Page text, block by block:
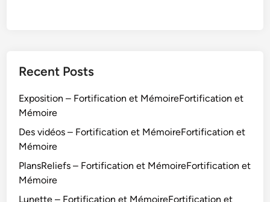
Recent Posts
Exposition – Fortification et MémoireFortification et
Mémoire
Des vidéos – Fortification et MémoireFortification et
Mémoire
PlansReliefs – Fortification et MémoireFortification et
Mémoire
Lunette – Fortification et MémoireFortification et